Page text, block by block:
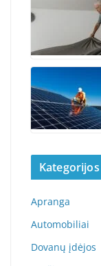
Kategorijos
Apranga
Automobiliai
Dovanų įdėjos